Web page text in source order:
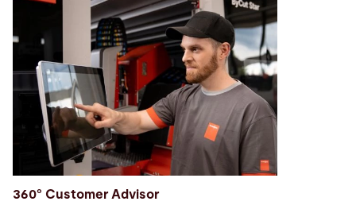
360° Customer Advisor